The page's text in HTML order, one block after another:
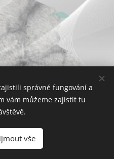
IČO:45829110,
správné fungování a
vám můžeme zajistit tu
vše